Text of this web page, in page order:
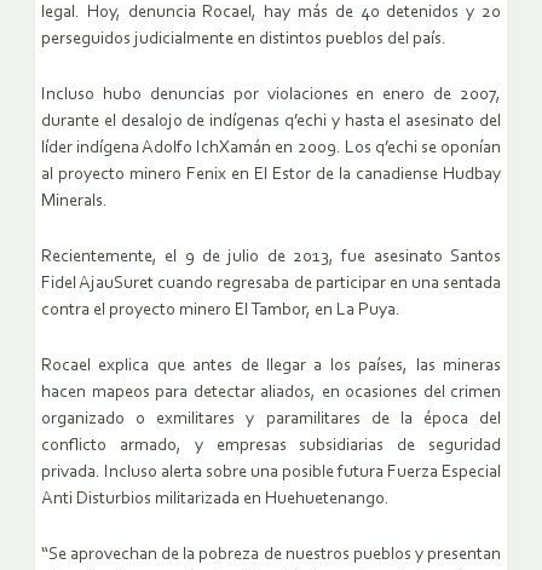
legal. Hoy, denuncia Rocael, hay más de 40 detenidos y 20
perseguidos judicialmente en distintos pueblos del país.
Incluso hubo denuncias por violaciones en enero de 2007,
durante el desalojo de indígenas q’echi y hasta el asesinato del
líder indígena Adolfo IchXamán en 2009. Los q’echi se oponían
al proyecto minero Fenix en El Estor de la canadiense Hudbay
Minerals.
Recientemente, el 9 de julio de 2013, fue asesinato Santos
Fidel AjauSuret cuando regresaba de participar en una sentada
contra el proyecto minero El Tambor, en La Puya.
Rocael explica que antes de llegar a los países, las mineras
hacen mapeos para detectar aliados, en ocasiones del crimen
organizado o exmilitares y paramilitares de la época del
conflicto armado, y empresas subsidiarias de seguridad
privada. Incluso alerta sobre una posible futura Fuerza Especial
Anti Disturbios militarizada en Huehuetenango.
“Se aprovechan de la pobreza de nuestros pueblos y presentan